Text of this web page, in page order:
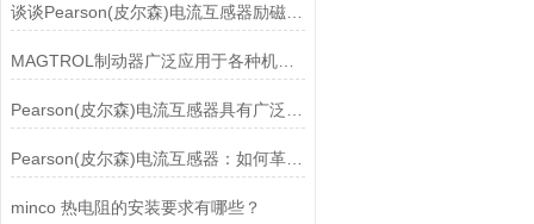
谈谈Pearson(皮尔森)电流互感器励磁特性试验的目的
MAGTROL制动器广泛应用于各种机械设备和交通工具中
Pearson(皮尔森)电流互感器：如何革新电力监控？
minco 热电阻的安装要求有哪些？